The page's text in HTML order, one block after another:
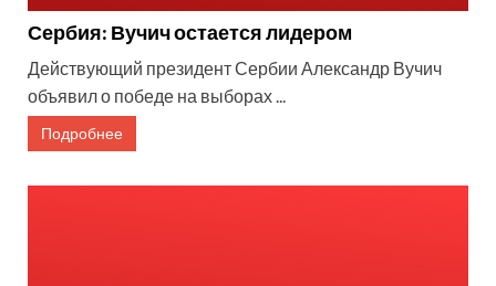
Сербия: Вучич остается лидером
Действующий президент Сербии Александр Вучич
объявил о победе на выборах ...
Подробнее